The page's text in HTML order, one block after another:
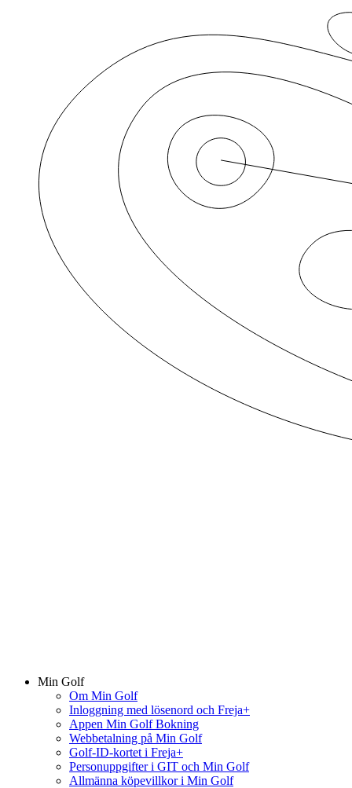
Min Golf
Om Min Golf
Inloggning med lösenord och Freja+
Appen Min Golf Bokning
Webbetalning på Min Golf
Golf-ID-kortet i Freja+
Personuppgifter i GIT och Min Golf
Allmänna köpevillkor i Min Golf